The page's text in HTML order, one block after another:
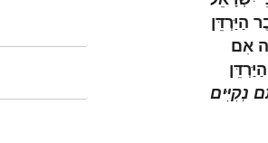
הַיַּרְדֵּן
אִם
נְקִיִּים